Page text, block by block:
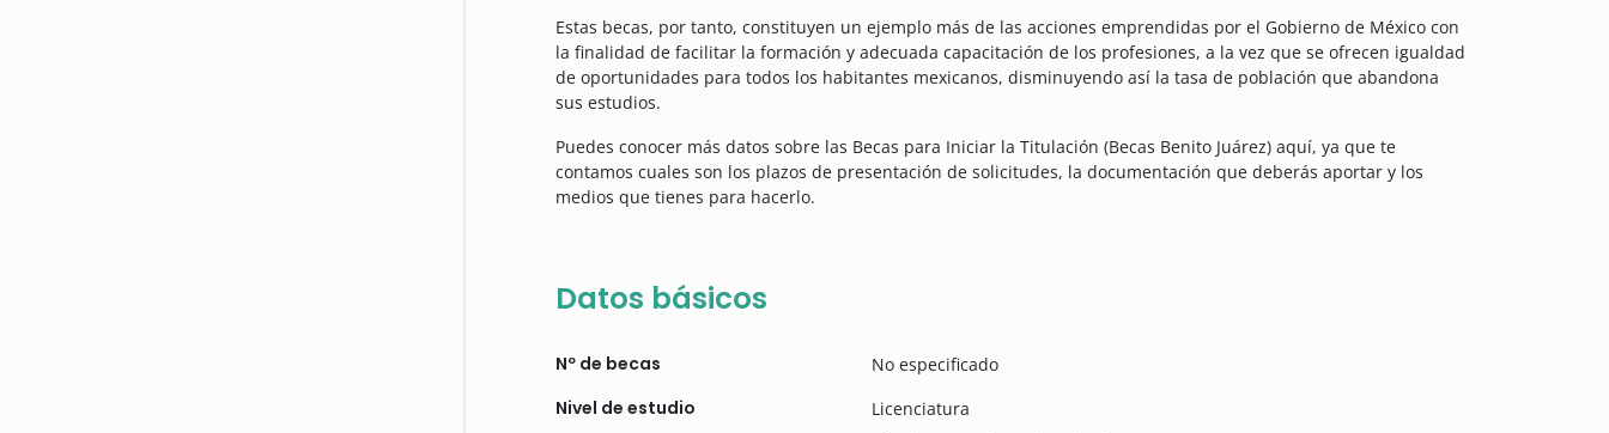
Estas becas, por tanto, constituyen un ejemplo más de las acciones emprendidas por el Gobierno de México con
la finalidad de facilitar la formación y adecuada capacitación de los profesiones, a la vez que se ofrecen igualdad
de oportunidades para todos los habitantes mexicanos, disminuyendo así la tasa de población que abandona
sus estudios.
Puedes conocer más datos sobre las Becas para Iniciar la Titulación (Becas Benito Juárez) aquí, ya que te
contamos cuales son los plazos de presentación de solicitudes, la documentación que deberás aportar y los
medios que tienes para hacerlo.
Datos básicos
Nº de becas No especificado
Nivel de estudio
Licenciatura